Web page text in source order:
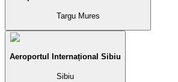
Targu Mures
Aeroportul Internațional Sibiu
Sibiu